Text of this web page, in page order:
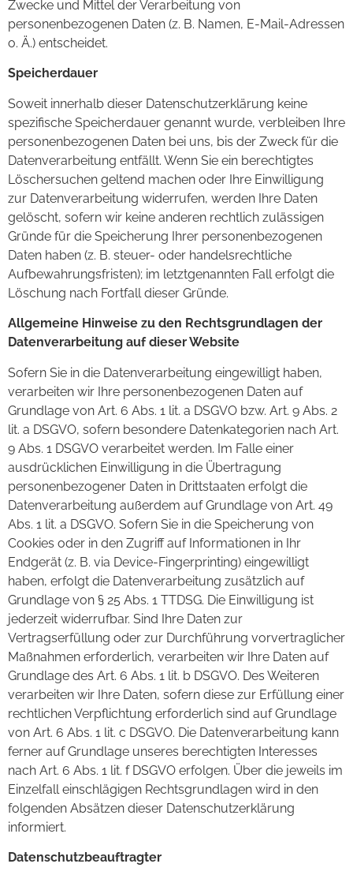
Zwecke und Mittel der Verarbeitung von
personenbezogenen Daten (z. B. Namen, E-Mail-Adressen
o. Ä.) entscheidet.
Speicherdauer
Soweit innerhalb dieser Datenschutzerklärung keine
spezifische Speicherdauer genannt wurde, verbleiben Ihre
personenbezogenen Daten bei uns, bis der Zweck für die
Datenverarbeitung entfällt. Wenn Sie ein berechtigtes
Löschersuchen geltend machen oder Ihre Einwilligung
zur Datenverarbeitung widerrufen, werden Ihre Daten
gelöscht, sofern wir keine anderen rechtlich zulässigen
Gründe für die Speicherung Ihrer personenbezogenen
Daten haben (z. B. steuer- oder handelsrechtliche
Aufbewahrungsfristen); im letztgenannten Fall erfolgt die
Löschung nach Fortfall dieser Gründe.
Allgemeine Hinweise zu den Rechtsgrundlagen der
Datenverarbeitung auf dieser Website
Sofern Sie in die Datenverarbeitung eingewilligt haben,
verarbeiten wir Ihre personenbezogenen Daten auf
Grundlage von Art. 6 Abs. 1 lit. a DSGVO bzw. Art. 9 Abs. 2
lit. a DSGVO, sofern besondere Datenkategorien nach Art.
9 Abs. 1 DSGVO verarbeitet werden. Im Falle einer
ausdrücklichen Einwilligung in die Übertragung
personenbezogener Daten in Drittstaaten erfolgt die
Datenverarbeitung außerdem auf Grundlage von Art. 49
Abs. 1 lit. a DSGVO. Sofern Sie in die Speicherung von
Cookies oder in den Zugriff auf Informationen in Ihr
Endgerät (z. B. via Device-Fingerprinting) eingewilligt
haben, erfolgt die Datenverarbeitung zusätzlich auf
Grundlage von § 25 Abs. 1 TTDSG. Die Einwilligung ist
jederzeit widerrufbar. Sind Ihre Daten zur
Vertragserfüllung oder zur Durchführung vorvertraglicher
Maßnahmen erforderlich, verarbeiten wir Ihre Daten auf
Grundlage des Art. 6 Abs. 1 lit. b DSGVO. Des Weiteren
verarbeiten wir Ihre Daten, sofern diese zur Erfüllung einer
rechtlichen Verpflichtung erforderlich sind auf Grundlage
von Art. 6 Abs. 1 lit. c DSGVO. Die Datenverarbeitung kann
ferner auf Grundlage unseres berechtigten Interesses
nach Art. 6 Abs. 1 lit. f DSGVO erfolgen. Über die jeweils im
Einzelfall einschlägigen Rechtsgrundlagen wird in den
folgenden Absätzen dieser Datenschutzerklärung
informiert.
Datenschutzbeauftragter